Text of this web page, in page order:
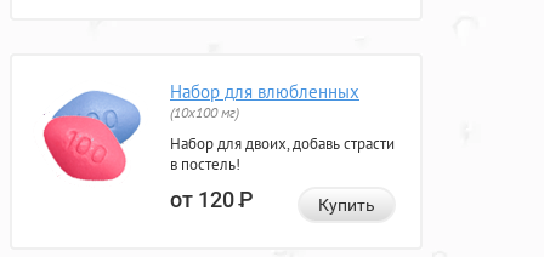
Набор для влюбленных
(10х100 мг)
Набор для двоих, добавь страсти
в постель!
от 120Р Купить